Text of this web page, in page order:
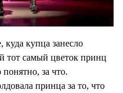
купца занесло
тот самый цветок принц
за что.
принца за то, что